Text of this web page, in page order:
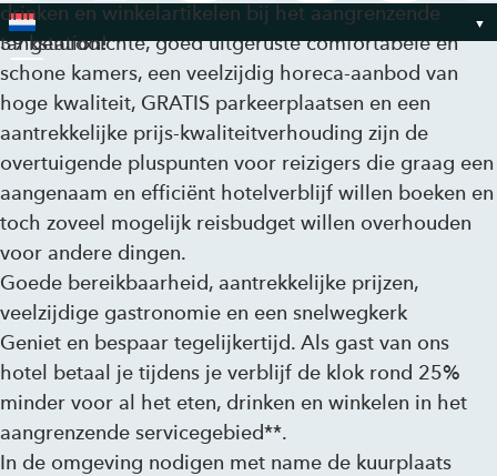
Toggle Menu
drinken en winkelartikelen bij het aangrenzende
tankstation!
Baden-Baden
39 geluiddichte, goed uitgeruste comfortabele en
schone kamers, een veelzijdig horeca-aanbod van
hoge kwaliteit, GRATIS parkeerplaatsen en een
aantrekkelijke prijs-kwaliteitverhouding zijn de
overtuigende pluspunten voor reizigers die graag een
aangenaam en efficiënt hotelverblijf willen boeken en
toch zoveel mogelijk reisbudget willen overhouden
voor andere dingen.
Goede bereikbaarheid, aantrekkelijke prijzen,
veelzijdige gastronomie en een snelwegkerk
Geniet en bespaar tegelijkertijd. Als gast van ons
hotel betaal je tijdens je verblijf de klok rond 25%
minder voor al het eten, drinken en winkelen in het
aangrenzende servicegebied**.
In de omgeving nodigen met name de kuurplaats